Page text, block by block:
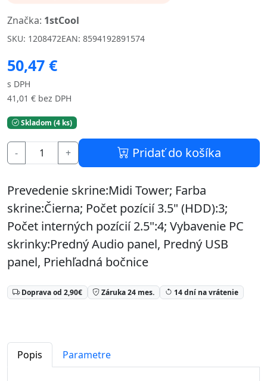
Značka: 1stCool
SKU: 1208472EAN: 8594192891574
50,47 €
s DPH
41,01 € bez DPH
Skladom (4 ks)
- + Pridať do košíka
Prevedenie skrine:Midi Tower; Farba
skrine:Čierna; Počet pozícií 3.5" (HDD):3;
Počet interných pozícií 2.5":4; Vybavenie PC
skrinky:Predný Audio panel, Predný USB
panel, Priehľadná bočnice
Doprava od 2,90€ Záruka 24 mes. 14 dní na vrátenie
Popis Parametre